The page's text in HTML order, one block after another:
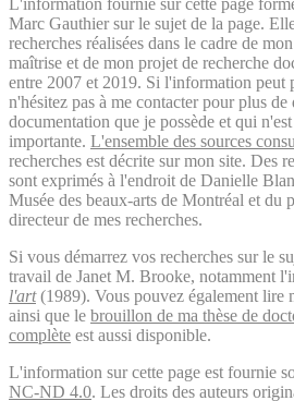
L'information fournie sur cette page
Marc Gauthier sur le sujet de la page.
recherches réalisées dans le cadre de
maîtrise et de mon projet de recherche
entre 2007 et 2019. Si l'information peut
n'hésitez pas à me contacter pour plus
documentation que je possède et qui
importante. L'ensemble des sources
recherches est décrite sur mon site. Des
sont exprimés à l'endroit de Danielle
Musée des beaux-arts de Montréal et du
directeur de mes recherches.
Si vous démarrez vos recherches sur le
travail de Janet M. Brooke, notamment
l'art(1989). Vous pouvez également lire
ainsi que le brouillon de ma thèse de
complète est aussi disponible.
L'information sur cette page est fournie
NC-ND 4.0. Les droits des auteurs